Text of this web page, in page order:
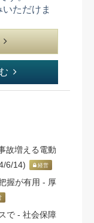
ただけま
故増える電動
6/14)
経営
握が有用 - 厚
で - 社会保障